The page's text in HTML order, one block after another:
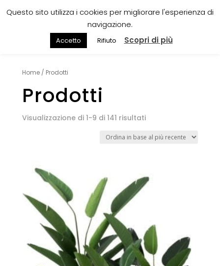
Home/ Prodotti
Prodotti
Visualizzazione di 1-9 di 141 risultati
Questo sito utilizza i cookies per migliorare l'esperienza di
navigazione.
Accetto Rifiuto Scopri di più